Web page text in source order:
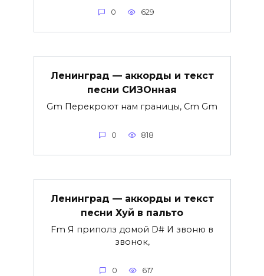
0 629
Ленинград — аккорды и текст
песни СИЗОнная
Gm Перекроют нам границы, Cm Gm
0 818
Ленинград — аккорды и текст
песни Хуй в пальто
Fm Я приполз домой D# И звоню в
звонок,
0 617